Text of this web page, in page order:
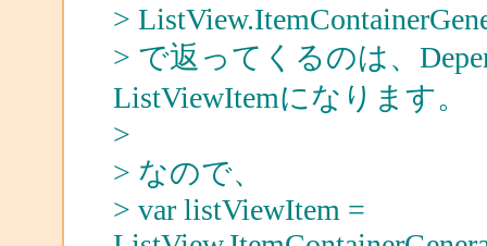
>
> で返ってくるのは、
ListViewItemになります。
>
> なので、
> var listViewItem =